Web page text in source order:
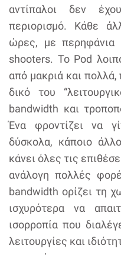
αντίπαλοι δεν
περιορισμό. Κάθε
ώρες, με
shooters. Το Pod
από μακριά και
δικό του
bandwidth και
Ένα φροντίζει να
δύσκολα, κάποιο
κάνει όλες τις
ανάλογη πολλές
bandwidth ορίζει τη
ισχυρότερα να
ισορροπία που
λειτουργίες και